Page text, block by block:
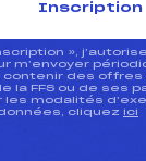
Inscription
»,
m’envoyer
contenir des
la FFS ou de ses
les modalités
cliquez ici